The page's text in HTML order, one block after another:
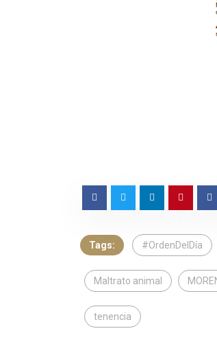
Tags: #OrdenDelDía
Maltrato animal
tenencia